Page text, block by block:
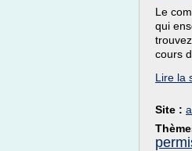
Le
qui
cours
Lire la
Site :